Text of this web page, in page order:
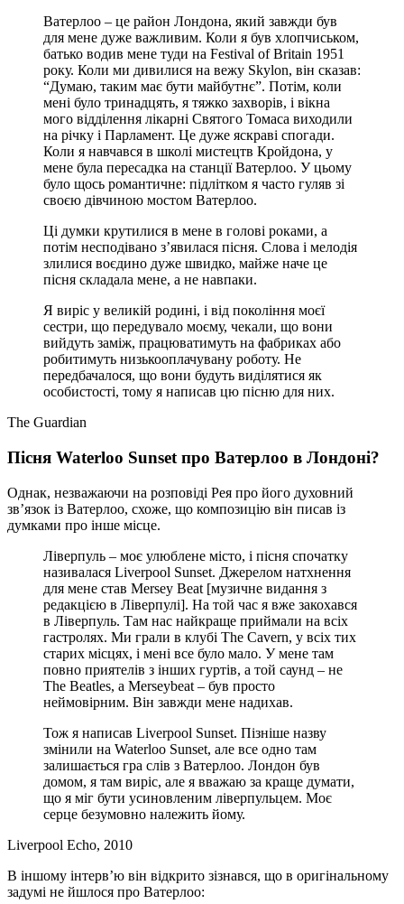
Ватерлоо – це район Лондона, який завжди був
для мене дуже важливим. Коли я був хлопчиськом,
батько водив мене туди на Festival of Britain 1951
року. Коли ми дивилися на вежу Skylon, він сказав:
“Думаю, таким має бути майбутнє”. Потім, коли
мені було тринадцять, я тяжко захворів, і вікна
мого відділення лікарні Святого Томаса виходили
на річку і Парламент. Це дуже яскраві спогади.
Коли я навчався в школі мистецтв Кройдона, у
мене була пересадка на станції Ватерлоо. У цьому
було щось романтичне: підлітком я часто гуляв зі
своєю дівчиною мостом Ватерлоо.
Ці думки крутилися в мене в голові роками, а
потім несподівано з’явилася пісня. Слова і мелодія
злилися воєдино дуже швидко, майже наче це
пісня складала мене, а не навпаки.
Я виріс у великій родині, і від покоління моєї
сестри, що передувало моєму, чекали, що вони
вийдуть заміж, працюватимуть на фабриках або
робитимуть низькооплачувану роботу. Не
передбачалося, що вони будуть виділятися як
особистості, тому я написав цю пісню для них.
The Guardian
Пісня Waterloo Sunset про Ватерлоо в Лондоні?
Однак, незважаючи на розповіді Рея про його духовний
зв’язок із Ватерлоо, схоже, що композицію він писав із
думками про інше місце.
Ліверпуль – моє улюблене місто, і пісня спочатку
називалася Liverpool Sunset. Джерелом натхнення
для мене став Mersey Beat [музичне видання з
редакцією в Ліверпулі]. На той час я вже закохався
в Ліверпуль. Там нас найкраще приймали на всіх
гастролях. Ми грали в клубі The Cavern, у всіх тих
старих місцях, і мені все було мало. У мене там
повно приятелів з інших гуртів, а той саунд – не
The Beatles, а Merseybeat – був просто
неймовірним. Він завжди мене надихав.
Тож я написав Liverpool Sunset. Пізніше назву
змінили на Waterloo Sunset, але все одно там
залишається гра слів з Ватерлоо. Лондон був
домом, я там виріс, але я вважаю за краще думати,
що я міг бути усиновленим ліверпульцем. Моє
серце безумовно належить йому.
Liverpool Echo, 2010
В іншому інтерв’ю він відкрито зізнався, що в оригінальному
задумі не йшлося про Ватерлоо: